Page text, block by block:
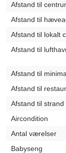
Afstand til
Afstand til
Afstand til lokalt
Afstand til
Afstand til
Afstand til
Afstand til strand
Aircondition
Antal værelser
Babyseng